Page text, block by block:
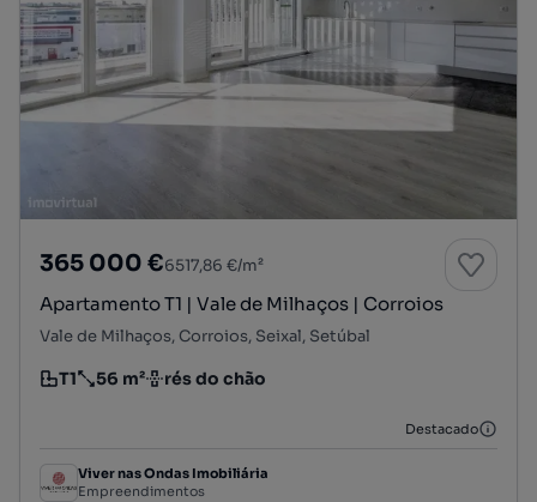
365 000 €6517,86 €/m²
Apartamento T1 | Vale de Milhaços | Corroios
Vale de Milhaços, Corroios, Seixal, Setúbal
Tipologia
T1
Preço por metro quadrado
56 m²
Andar rés do chão
Destacado
Viver nas Ondas Imobiliária
Empreendimentos